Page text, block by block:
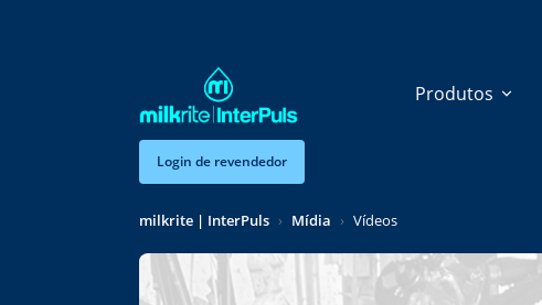
Produtos
Login de revendedor
milkrite | InterPuls Mídia Vídeos